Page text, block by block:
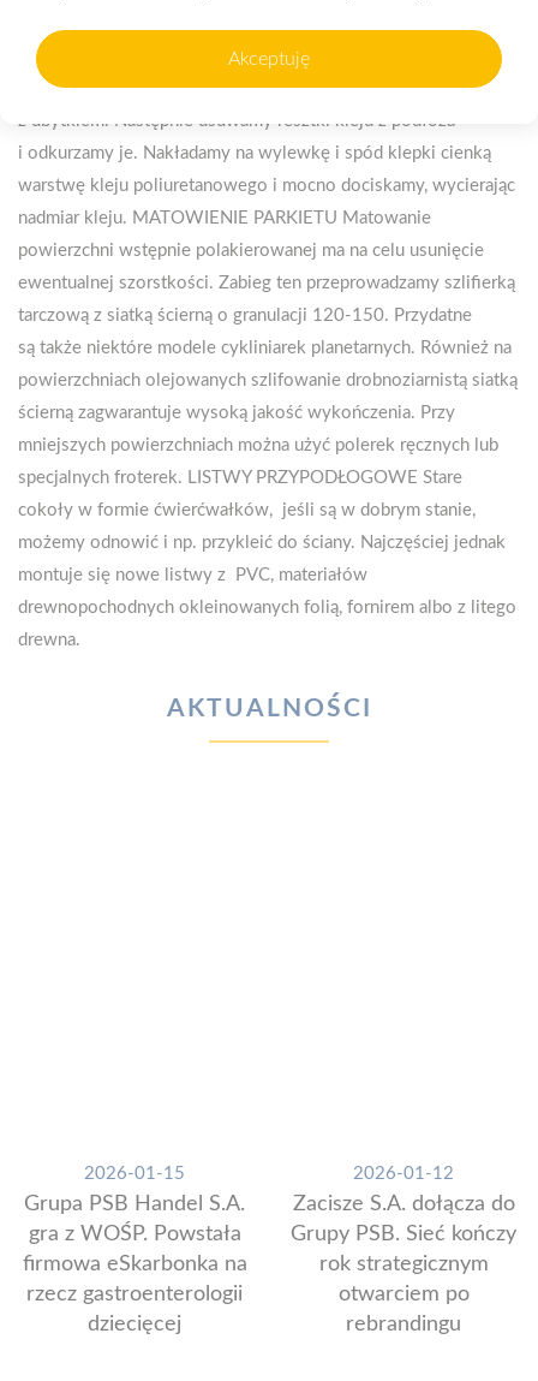
AKTUALNOŚCI
2026-01-15
Grupa PSB Handel S.A.
gra z WOŚP. Powstała
firmowa eSkarbonka na
rzecz gastroenterologii
dziecięcej
2026-01-12
Zacisze S.A. dołącza do
Grupy PSB. Sieć kończy
rok strategicznym
otwarciem po
rebrandingu
Akceptuję